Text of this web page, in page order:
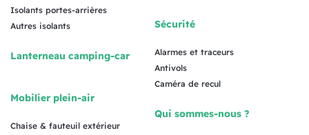
Isolants portes-arrières
Autres isolants
Lanterneau camping-car
Mobilier plein-air
Chaise & fauteuil extérieur
Sécurité
Alarmes et traceurs
Antivols
Caméra de recul
Qui sommes-nous ?